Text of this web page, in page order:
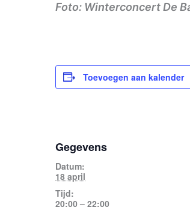
Foto: Winterconcert De
Toevoegen aan kalender
Gegevens
Datum:
18 april
Tijd:
20:00 – 22:00